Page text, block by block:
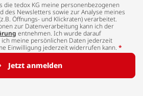
die tedox KG meine personenbezogenen
des Newsletters sowie zur Analyse meines
Öffnungs- und Klickraten) verarbeitet.
zur Datenverarbeitung kann ich der
entnehmen. Ich wurde darauf
ich meine persönlichen Daten jederzeit
Einwilligung jederzeit widerrufen kann. *
Jetzt anmelden